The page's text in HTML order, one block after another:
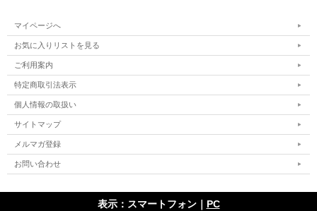
マイページへ
お気に入りリストを見る
ご利用案内
特定商取引法表示
個人情報の取扱い
サイトマップ
メルマガ登録
お問い合わせ
表示：スマートフォン｜ PC